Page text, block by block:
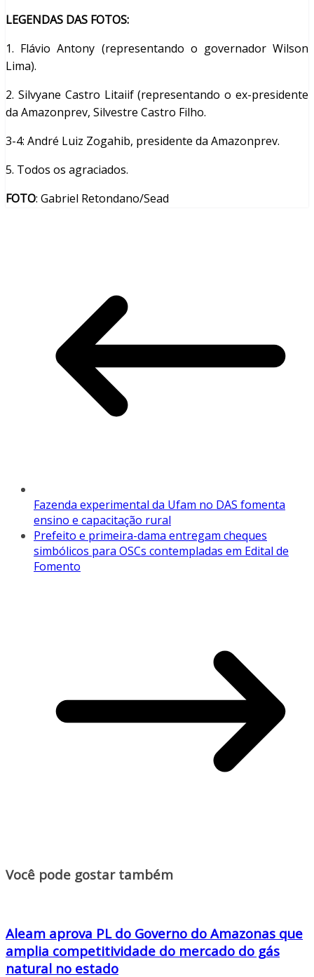
LEGENDAS DAS FOTOS:
1. Flávio Antony (representando o governador Wilson
Lima).
2. Silvyane Castro Litaiif (representando o ex-presidente
da Amazonprev, Silvestre Castro Filho.
3-4: André Luiz Zogahib, presidente da Amazonprev.
5. Todos os agraciados.
FOTO: Gabriel Retondano/Sead
Fazenda experimental da Ufam no DAS fomenta
ensino e capacitação rural
Prefeito e primeira-dama entregam cheques
simbólicos para OSCs contempladas em Edital de
Fomento
Você pode gostar também
Aleam aprova PL do Governo do Amazonas que
amplia competitividade do mercado do gás
natural no estado